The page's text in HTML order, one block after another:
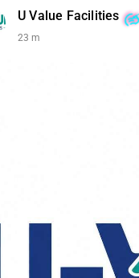
U Value Facilities
23 m